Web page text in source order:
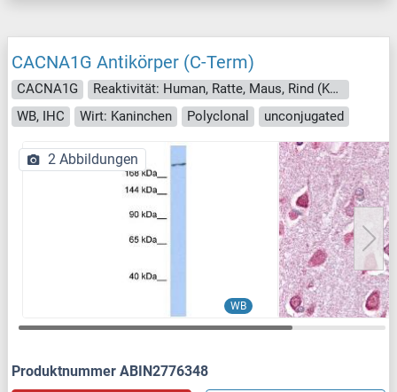
CACNA1G Antikörper (C-Term)
CACNA1G
Reaktivität: Human, Ratte, Maus, Rind (Kuh), Hund, Meerschweinchen, Pferd, Kaninchen
WB, IHC
Wirt: Kaninchen Polyclonal unconjugated
WB
2 Abbildungen
Produktnummer ABIN2776348